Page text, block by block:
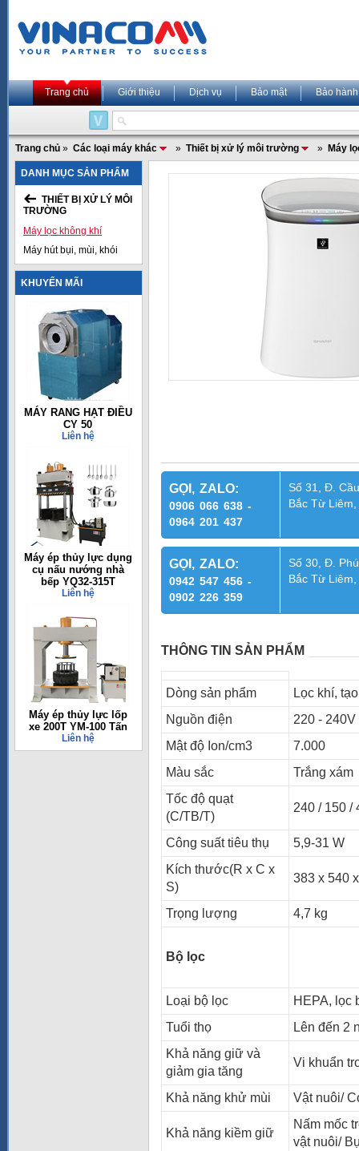
Trang chủ Giới thiệu Dịch vụ Bảo mật Bảo hành
Trang chủ » Các loại máy khác » Thiết bị xử lý môi trường » Máy
DANH MỤC SẢN PHẨM
THIẾT BỊ XỬ LÝ MÔI
TRƯỜNG
Máy lọc không khí
Máy hút bụi, mùi, khói
KHUYẾN MÃI
MÁY RANG HẠT ĐIỀU
CY 50
Liên hệ
Máy ép thủy lực dụng
cụ nấu nướng nhà
bếp YQ32-315T
Liên hệ
Máy ép thủy lực lốp
xe 200T YM-100 Tấn
Liên hệ
GỌI, ZALO:
0906 066 638 -
0964 201 437
Số 31, Đ.
Bắc Từ
GỌI, ZALO:
0942 547 456 -
0902 226 359
Số 30, Đ.
Bắc Từ
THÔNG TIN SẢN PHẨM
Dòng sản phẩm
Lọc khí,
Nguồn điện
220 - 240V
Mật độ Ion/cm3
7.000
Màu sắc
Trắng xám
Tốc độ quạt
(C/TB/T)
240 / 150 /
Công suất tiêu thụ
5,9-31 W
Kích thước(R x C x
S)
383 x 540
Trọng lượng 4,7 kg
Bộ lọc
Loại bộ lọc
HEPA, lọc
Tuổi thọ
Lên đến 2
Khả năng giữ và
giảm gia tăng
Vi khuẩn
Khả năng khử mùi Vật nuôi/
Khả năng kiềm giữ
Nấm mốc
vật nuôi/